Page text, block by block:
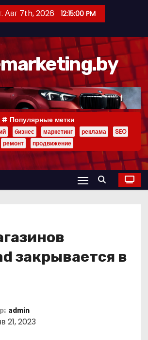
Авг 7th, 2026 12:15:01 PM
Популярные метки
бизнес маркетинг реклама
SEO
ремонт
продвижение
закрывается в
admin
21, 2023